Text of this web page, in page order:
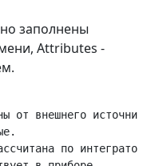
заполнены
Attributes -